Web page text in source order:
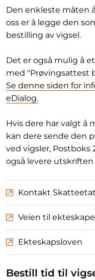
Den enkleste måten
oss er å legge den
bestilling av vigsel.
Det er også mulig å
med "Prøvingsattest
Se denne siden for
eDialog.
Hvis dere har valgt å
kan dere sende den
ved vigsler, Postboks
også levere utskriften
Kontakt
Veien til
Ekteskapsloven
Bestill tid til